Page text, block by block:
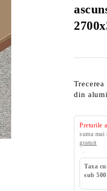
din
Preturile
suma
gratuit
Taxa
sub